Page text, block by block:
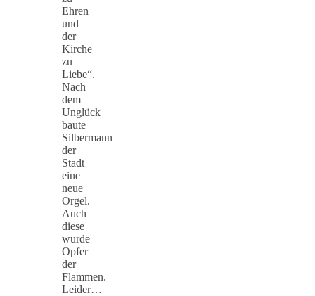
Ehren
und
der
Kirche
zu
Liebe“.
Nach
dem
Unglück
baute
Silbermann
der
Stadt
eine
neue
Orgel.
Auch
diese
wurde
Opfer
der
Flammen.
Leider…